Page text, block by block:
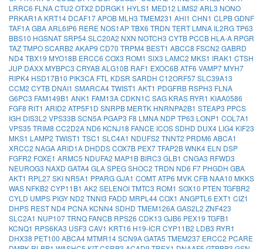
LRRC6 FLNACTU2 OTX2 DDRGK1 HYLS1 MED12 LIMS2 ARL3 NONO
PRKAR1A KRT14 DCAF17APOB MLH3 TMEM231 AHI1 CHN1 CLPBGDNF
TAF1AGBAARL6IP6 RERE NOS1APTBX6 TRDN TERT LMNA IL2RGTP63
BBS10 HGSNATSRP54SLC20A2 NXN NOTCH3 CYTB PCCB HLA-A RPGR
TAZTMPOSCARB2 AKAP9 CD70 TRPM4 BEST1 ABCC8 FSCN2 GABRD
ND4TBX19 MYO18B ERCC6 COX3 ROM1 SIX3 LAMC2 MKS1 IRAK1 CTSH
JUP DAXX MYBPC3 CRYABALG10B RAF1 EXOC6BATF6 VAMP7 MYH7
RIPK4 HSD17B10 PIK3CA FTL KDSR SARDH C12ORF57SLC39A13
CCM2 CYTB DNAI1 SMARCA4TWIST1 AKT1 PDGFRB RSPH3 FLNA
G6PC3 FAM149B1 ANK1 FAM13ACDKN1C SAG KRAS RYR1 KIAA0586
FGF8 RIT1 ARID2 ATP5F1D SNRPB MERTK HNRNPA2B1 STEAP3 PPCS
IGH DIS3L2 VPS33BSCN5A PGAP3 F8 LMNA NDPTP63 LONP1 COL7A1
VPS35 TRIM8 CC2D2A ND6 KCNJ18 FANCE ICOSSDHD DUX4 LIG4 KIF23
MKS1 LAMP2 TWIST1 TSC1 SLC4A1 NDUFS2 TNNT2 PRDM6 ABCA1
XRCC2 NAGAARID1A DHDDSCOX7B PEX7TFAP2BWNK4 ELN DSP
FGFR2 FOXE1 ARMC5 NDUFA2 MAP1B BIRC3 GLB1 CNGA3 RFWD3
NEUROG3 NAXD GATA4GLASPEGSHOC2 TRDN ND6 F7 PHGDH GBA
AKT1 RPL27SKI NR5A1 PPARGGJA1 COMTATP6 MVKCFB NAA10 MKKS
WAS NFKB2 CYP11B1 AK2 SELENOITMTC3 ROM1 SOX10 PTEN TGFBR2
CYLD UMPS PIGY ND2 TNNI3 FADD MRPL44COX1 ANGPTL6 EXT1 CIZ1
DHPS REST ND4 PCNA KCNN4SDHD TMEM126AGAS2L2 ZNF423
SLC2A1 NUP107TRNQ FANCB RPS26 CDK13 GJB6 PEX19 TGFB1
KCNQ1 RPS6KA3 USF3 CAV1 KRT16 H19-ICR CYP11B2 LDB3 RYR1
DHX38 PET100 ABCA4 MTMR14SCN9AGATA5 TMEM237 ERCC2 PCARE